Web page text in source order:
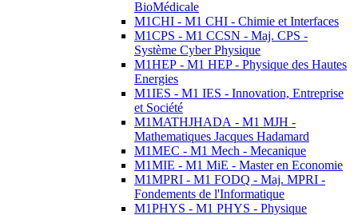
BioMédicale
M1CHI - M1 CHI - Chimie et Interfaces
M1CPS - M1 CCSN - Maj. CPS -
Système Cyber Physique
M1HEP - M1 HEP - Physique des Hautes
Energies
M1IES - M1 IES - Innovation, Entreprise
et Société
M1MATHJHADA - M1 MJH -
Mathematiques Jacques Hadamard
M1MEC - M1 Mech - Mecanique
M1MIE - M1 MiE - Master en Economie
M1MPRI - M1 FODQ - Maj. MPRI -
Fondements de l'Informatique
M1PHYS - M1 PHYS - Physique